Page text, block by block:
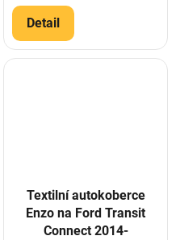
Detail
Textilní autokoberce
Enzo na Ford Transit
Connect 2014-